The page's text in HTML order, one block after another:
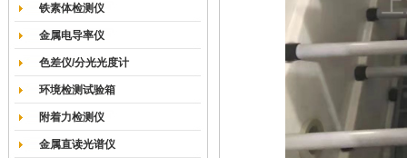
铁素体检测仪
金属电导率仪
色差仪/分光光度计
环境检测试验箱
附着力检测仪
金属直读光谱仪